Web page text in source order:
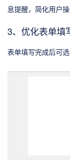
息提醒，简化用户操
3、优化表单填
表单填写完成后可